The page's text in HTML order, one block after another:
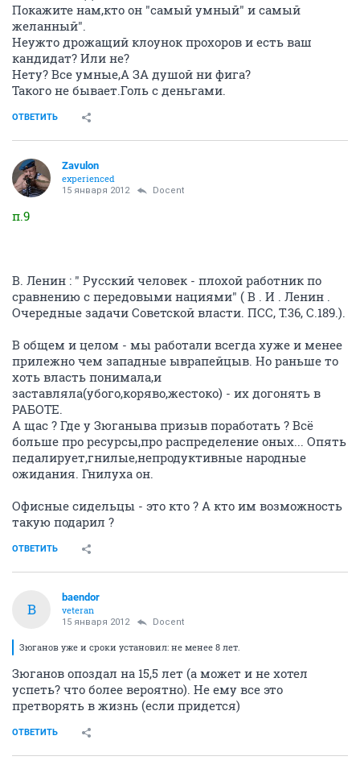
Покажите нам,кто он "самый умный" и самый
желанный".
Неужто дрожащий клоунок прохоров и есть ваш
кандидат? Или не?
Нету? Все умные,А ЗА душой ни фига?
Такого не бывает.Голь с деньгами.
ОТВЕТИТЬ
Zavulon
experienced
15 января 2012 Docent
п.9
В. Ленин : " Русский человек - плохой работник по
сравнению с передовыми нациями" ( В . И . Ленин .
Очередные задачи Советской власти. ПСС, Т.36, С.189.).
В общем и целом - мы работали всегда хуже и менее
прилежно чем западные ыврапейцыв. Но раньше то
хоть власть понимала,и
заставляла(убого,коряво,жестоко) - их догонять в
РАБОТЕ.
А щас ? Где у Зюганыва призыв поработать ? Всё
больше про ресурсы,про распределение оных... Опять
педалирует,гнилые,непродуктивные народные
ожидания. Гнилуха он.
Офисные сидельцы - это кто ? А кто им возможность
такую подарил ?
ОТВЕТИТЬ
B
baendor
veteran
15 января 2012 Docent
Зюганов уже и сроки установил: не менее 8 лет.
Зюганов опоздал на 15,5 лет (а может и не хотел
успеть? что более вероятно). Не ему все это
претворять в жизнь (если придется)
ОТВЕТИТЬ